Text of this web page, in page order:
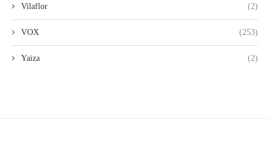
Vilaflor (2)
VOX (253)
Yaiza (2)